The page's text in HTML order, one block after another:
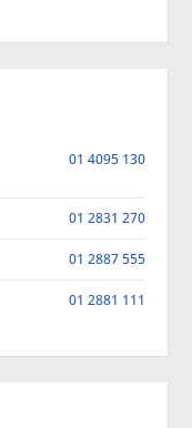
01 4095 130
01 2831 270
01 2887 555
01 2881 111